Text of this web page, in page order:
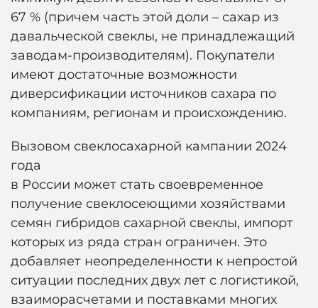
67 % (причем часть этой доли – сахар из
давальческой свеклы, не принадлежащий
заводам-производителям). Покупатели
имеют достаточные возможности
диверсификации источников сахара по
компаниям, регионам и происхождению.
Вызовом свеклосахарной кампании 2024
года
в России может стать своевременное
получение свеклосеющими хозяйствами
семян гибридов сахарной свеклы, импорт
которых из ряда стран ограничен. Это
добавляет неопределенности к непростой
ситуации последних двух лет с логистикой,
взаиморасчетами и поставками многих